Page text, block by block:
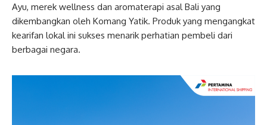
Ayu, merek wellness dan aromaterapi asal Bali yang
dikembangkan oleh Komang Yatik. Produk yang mengangkat
kearifan lokal ini sukses menarik perhatian pembeli dari
berbagai negara.